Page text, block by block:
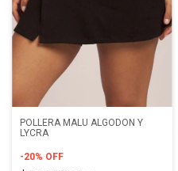
POLLERA MALÚ ALGODON Y
LYCRA
-20% OFF